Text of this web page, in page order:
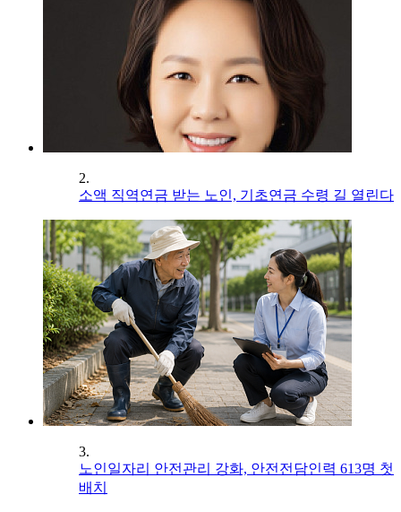
2.
소액 직역연금 받는 노인, 기초연금 수령 길 열린다
3.
노인일자리 안전관리 강화, 안전전담인력 613명 첫
배치